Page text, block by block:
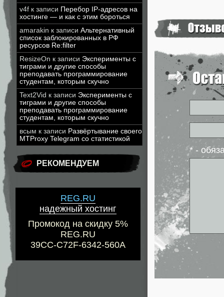
v4f к записи Перебор IP-адресов на
хостинге — и как с этим бороться
amarakin к записи Альтернативный
список заблокированных в РФ
ресурсов Re:filter
ResizeOn к записи Эксперименты с
тиграми и другие способы
преподавать программирование
студентам, которым скучно
Text2Vid к записи Эксперименты с
тиграми и другие способы
преподавать программирование
студентам, которым скучно
всым к записи Развёртывание своего
MTProxy Telegram со статистикой
РЕКОМЕНДУЕМ
REG.RU
надежный хостинг
Промокод на скидку 5%
REG.RU
39CC-C72F-6342-560A
* -